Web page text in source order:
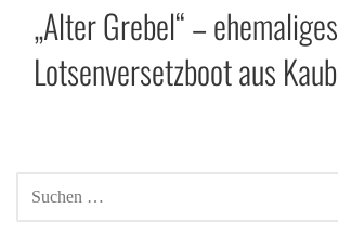
„Alter Grebel“ – ehemaliges
Lotsenversetzboot aus Kaub
SUCHEN
NACH: